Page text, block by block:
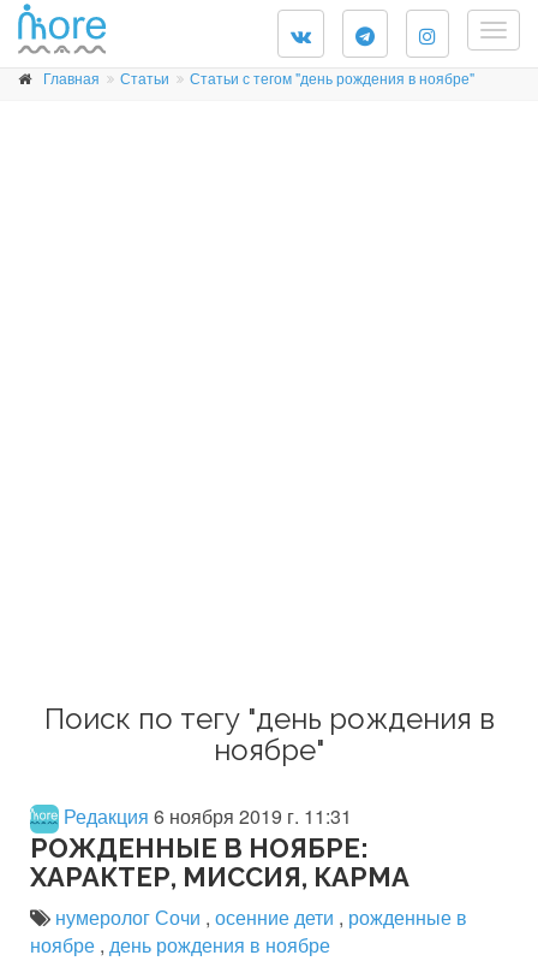
Главная Статьи Статьи с тегом "день рождения в ноябре"
Поиск по тегу "день рождения в
ноябре"
Редакция 6 ноября 2019 г. 11:31
РОЖДЕННЫЕ В НОЯБРЕ:
ХАРАКТЕР, МИССИЯ, КАРМА
нумеролог Сочи , осенние дети , рожденные в
ноябре , день рождения в ноябре